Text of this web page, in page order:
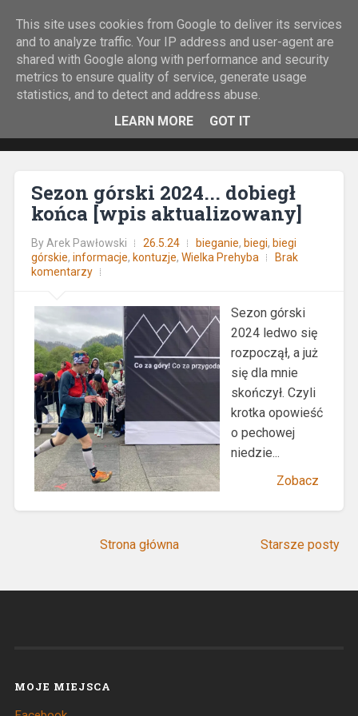
Rock&Run
O bieganiu z górskiej perspektywy.
Sezon górski 2024... dobiegł
końca [wpis aktualizowany]
ByArek Pawłowski 26.5.24 bieganie, biegi, biegi
górskie, informacje, kontuzje, Wielka Prehyba
Brak
komentarzy
Sezon górski
2024 ledwo się
rozpoczął, a już
się dla mnie
skończył. Czyli
krotka opowieść
o pechowej
niedzie...
Zobacz
Starsze posty
Strona główna
MOJE MIEJSCA
This site uses cookies from Google to deliver its services
and to analyze traffic. Your IP address and user-agent are
shared with Google along with performance and security
metrics to ensure quality of service, generate usage
statistics, and to detect and address abuse.
LEARN MORE
GOT IT